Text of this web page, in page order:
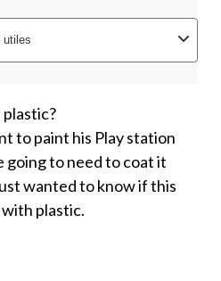
utiles
plastic?
to paint his Play station
going to need to coat it
wanted to know if this
plastic.